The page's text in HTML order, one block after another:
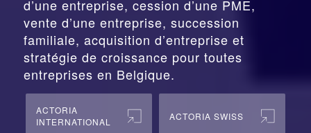
d’une entreprise, cession d’une PME,
vente d’une entreprise, succession
familiale, acquisition d’entreprise et
stratégie de croissance pour toutes
entreprises en Belgique.
ACTORIA
INTERNATIONAL
ACTORIA SWISS